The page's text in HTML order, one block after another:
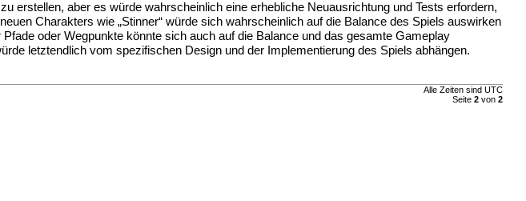
erstellen, aber es würde wahrscheinlich eine erhebliche Neuausrichtung und Tests erfordern,
Charakters wie „Stinner“ würde sich wahrscheinlich auf die Balance des Spiels auswirken
oder Wegpunkte könnte sich auch auf die Balance und das gesamte Gameplay
letztendlich vom spezifischen Design und der Implementierung des Spiels abhängen.
Alle Zeiten sind UTC
Seite 2von 2